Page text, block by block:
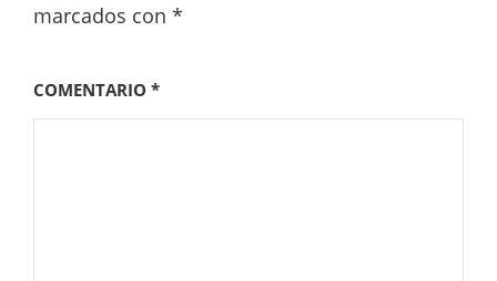
marcados con *
COMENTARIO *